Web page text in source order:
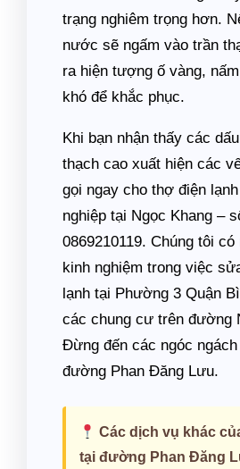
trạng nghiêm trọng hơn.
nước sẽ ngấm vào trần
ra hiện tượng ố vàng,
khó để khắc phục.
Khi bạn nhận thấy các
thạch cao xuất hiện các
gọi ngay cho thợ điện
nghiệp tại Ngọc Khang –
0869210119. Chúng tôi có
kinh nghiệm trong việc
lạnh tại Phường 3 Quận
các chung cư trên đường
Đừng đến các ngóc
đường Phan Đăng Lưu.
Các dịch vụ khác
tại đường Phan Đăng